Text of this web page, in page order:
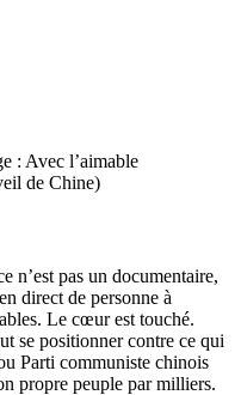
: Avec l’aimable
de Chine)
n’est pas un documentaire,
direct de personne à
Le cœur est touché.
se positionner contre ce qui
Parti communiste chinois
propre peuple par milliers.